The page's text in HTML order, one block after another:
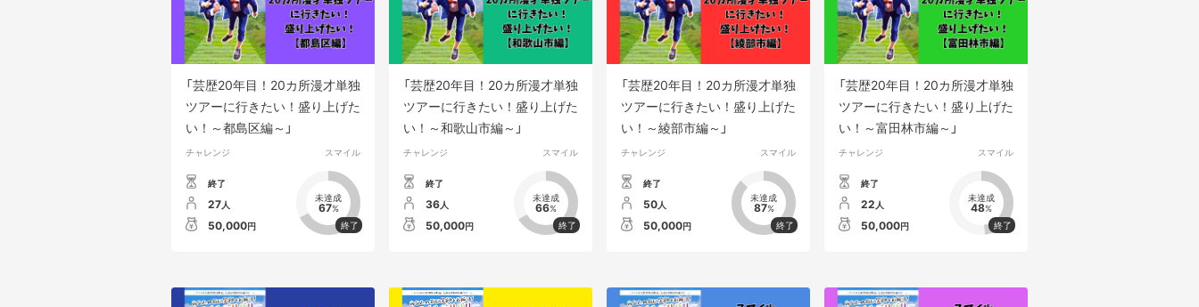
「芸歴20年目！20カ所漫才単独
ツアーに行きたい！盛り上げた
い！～都島区編～」
チャレンジ スマイル
終了
27人
50,000円
未達成
67%
「芸歴20年目！20カ所漫才単独
ツアーに行きたい！盛り上げた
い！～和歌山市編～」
チャレンジ スマイル
終了
36人
50,000円
未達成
66%
「芸歴20年目！20カ所漫才単独
ツアーに行きたい！盛り上げた
い！～綾部市編～」
チャレンジ スマイル
終了
50人
50,000円
未達成
87%
「芸歴20年目！20カ所漫才単独
ツアーに行きたい！盛り上げた
い！～富田林市編～」
チャレンジ スマイル
終了
22 人
50,000円
未達成
48%